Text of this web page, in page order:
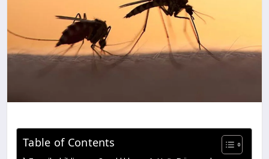
Table of Contents